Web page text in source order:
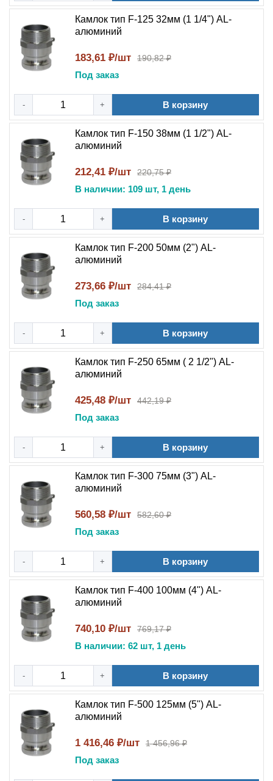
Камлок тип F-125 32мм (1 1/4") AL-
алюминий
183,61 ₽/шт 190,82 ₽
Под заказ
- + В корзину
Камлок тип F-150 38мм (1 1/2") AL-
алюминий
212,41 ₽/шт 220,75 ₽
В наличии: 109 шт, 1 день
- + В корзину
Камлок тип F-200 50мм (2") AL-
алюминий
273,66 ₽/шт 284,41 ₽
Под заказ
- + В корзину
Камлок тип F-250 65мм ( 2 1/2") AL-
алюминий
425,48 ₽/шт 442,19 ₽
Под заказ
- + В корзину
Камлок тип F-300 75мм (3") AL-
алюминий
560,58 ₽/шт 582,60 ₽
Под заказ
- + В корзину
Камлок тип F-400 100мм (4") AL-
алюминий
740,10 ₽/шт 769,17 ₽
В наличии: 62 шт, 1 день
- + В корзину
Камлок тип F-500 125мм (5") AL-
алюминий
1 416,46 ₽/шт 1 456,96 ₽
Под заказ